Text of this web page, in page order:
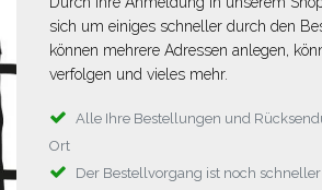
sich um einiges schneller durch den
können mehrere Adressen anlegen,
verfolgen und vieles mehr.
Alle Ihre Bestellungen und
Ort
Der Bestellvorgang ist noch schneller